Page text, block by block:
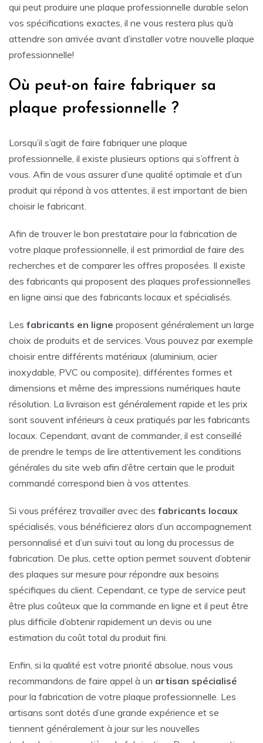
qui peut produire une plaque professionnelle durable selon
vos spécifications exactes, il ne vous restera plus qu’à
attendre son arrivée avant d’installer votre nouvelle plaque
professionnelle!
Où peut-on faire fabriquer sa
plaque professionnelle ?
Lorsqu’il s’agit de faire fabriquer une plaque
professionnelle, il existe plusieurs options qui s’offrent à
vous. Afin de vous assurer d’une qualité optimale et d’un
produit qui répond à vos attentes, il est important de bien
choisir le fabricant.
Afin de trouver le bon prestataire pour la fabrication de
votre plaque professionnelle, il est primordial de faire des
recherches et de comparer les offres proposées. Il existe
des fabricants qui proposent des plaques professionnelles
en ligne ainsi que des fabricants locaux et spécialisés.
Les fabricants en ligne proposent généralement un large
choix de produits et de services. Vous pouvez par exemple
choisir entre différents matériaux (aluminium, acier
inoxydable, PVC ou composite), différentes formes et
dimensions et même des impressions numériques haute
résolution. La livraison est généralement rapide et les prix
sont souvent inférieurs à ceux pratiqués par les fabricants
locaux. Cependant, avant de commander, il est conseillé
de prendre le temps de lire attentivement les conditions
générales du site web afin d’être certain que le produit
commandé correspond bien à vos attentes.
Si vous préférez travailler avec des fabricants locaux
spécialisés, vous bénéficierez alors d’un accompagnement
personnalisé et d’un suivi tout au long du processus de
fabrication. De plus, cette option permet souvent d’obtenir
des plaques sur mesure pour répondre aux besoins
spécifiques du client. Cependant, ce type de service peut
être plus coûteux que la commande en ligne et il peut être
plus difficile d’obtenir rapidement un devis ou une
estimation du coût total du produit fini.
Enfin, si la qualité est votre priorité absolue, nous vous
recommandons de faire appel à un artisan spécialisé
pour la fabrication de votre plaque professionnelle. Les
artisans sont dotés d’une grande expérience et se
tiennent généralement à jour sur les nouvelles